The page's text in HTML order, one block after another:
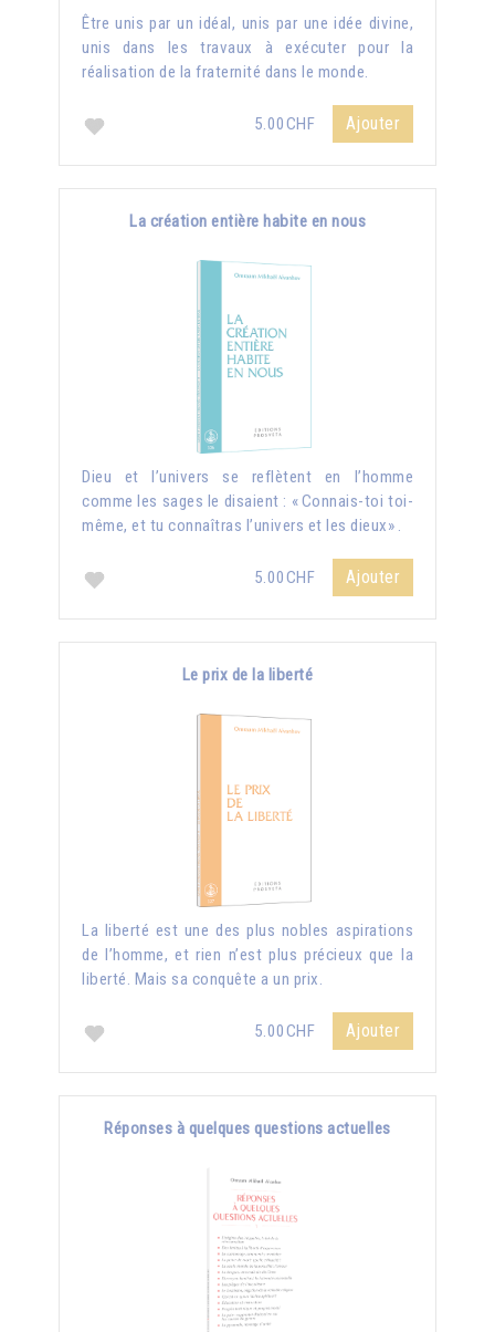
Être unis par un idéal, unis par une idée divine,
unis dans les travaux à exécuter pour la
réalisation de la fraternité dans le monde.
5.00CHF Ajouter
La création entière habite en nous
Dieu et l’univers se reflètent en l’homme
comme les sages le disaient : « Connais-toi toi-
même, et tu connaîtras l’univers et les dieux» .
5.00CHF Ajouter
Le prix de la liberté
La liberté est une des plus nobles aspirations
de l’homme, et rien n’est plus précieux que la
liberté. Mais sa conquête a un prix.
5.00CHF Ajouter
Réponses à quelques questions actuelles